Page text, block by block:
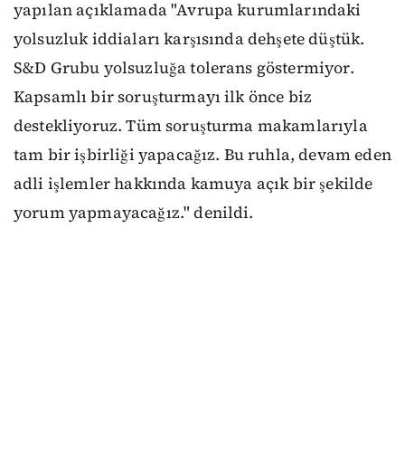
yapılan açıklamada "Avrupa kurumlarındaki
yolsuzluk iddiaları karşısında dehşete düştük.
S&D Grubu yolsuzluğa tolerans göstermiyor.
Kapsamlı bir soruşturmayı ilk önce biz
destekliyoruz. Tüm soruşturma makamlarıyla
tam bir işbirliği yapacağız. Bu ruhla, devam eden
adli işlemler hakkında kamuya açık bir şekilde
yorum yapmayacağız." denildi.